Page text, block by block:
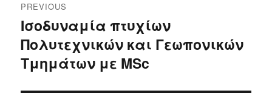
navigation
PREVIOUS
Previous
post:
Ισοδυναμία πτυχίων
Πολυτεχνικών και Γεωπονικών
Τμημάτων με MSc